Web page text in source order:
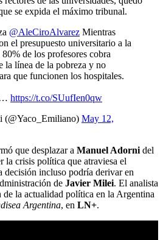
se expida el máximo tribunal.
@AleCiroAlvarez Mientras
el presupuesto universitario a la
de los profesores cobra
la línea de la pobreza y no
que funcionen los hospitales.
https://t.co/SUufIen0qw
May 12,
que desplazar a Manuel Adorni del
la crisis política que atraviesa el
decisión incluso podría derivar en
de Javier Milei. El analista
la actualidad política en la Argentina
Argentina, en LN+.